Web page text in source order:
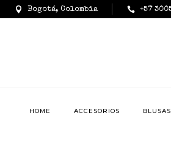
Bogotá, Colombia +57
HOME ACCESORIOS BLUSAS